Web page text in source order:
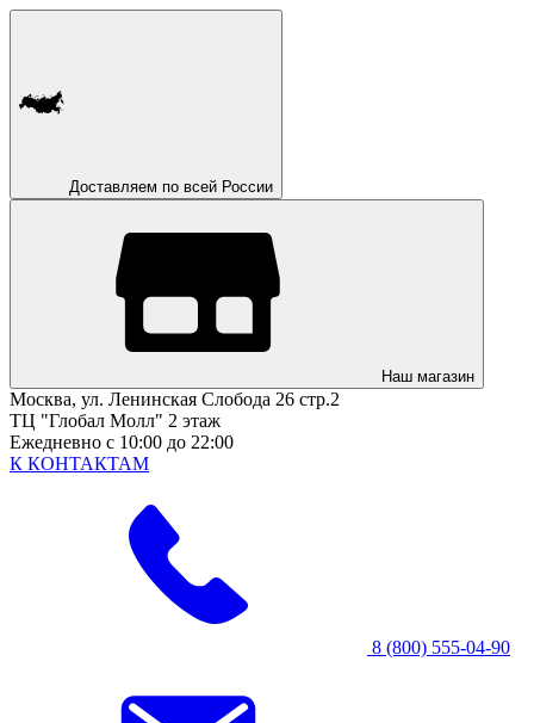
Доставляем по всей России
Наш магазин
Москва, ул. Ленинская Слобода 26 стр.2
ТЦ "Глобал Молл" 2 этаж
Ежедневно с 10:00 до 22:00
К КОНТАКТАМ
8 (800) 555-04-90